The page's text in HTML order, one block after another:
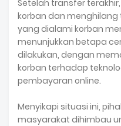
Setelah transfer
korban dan menghilang
yang dialami korban
menunjukkan betapa
dilakukan, dengan
korban terhadap
pembayaran online.
Menyikapi situasi ini,
masyarakat dihimbau